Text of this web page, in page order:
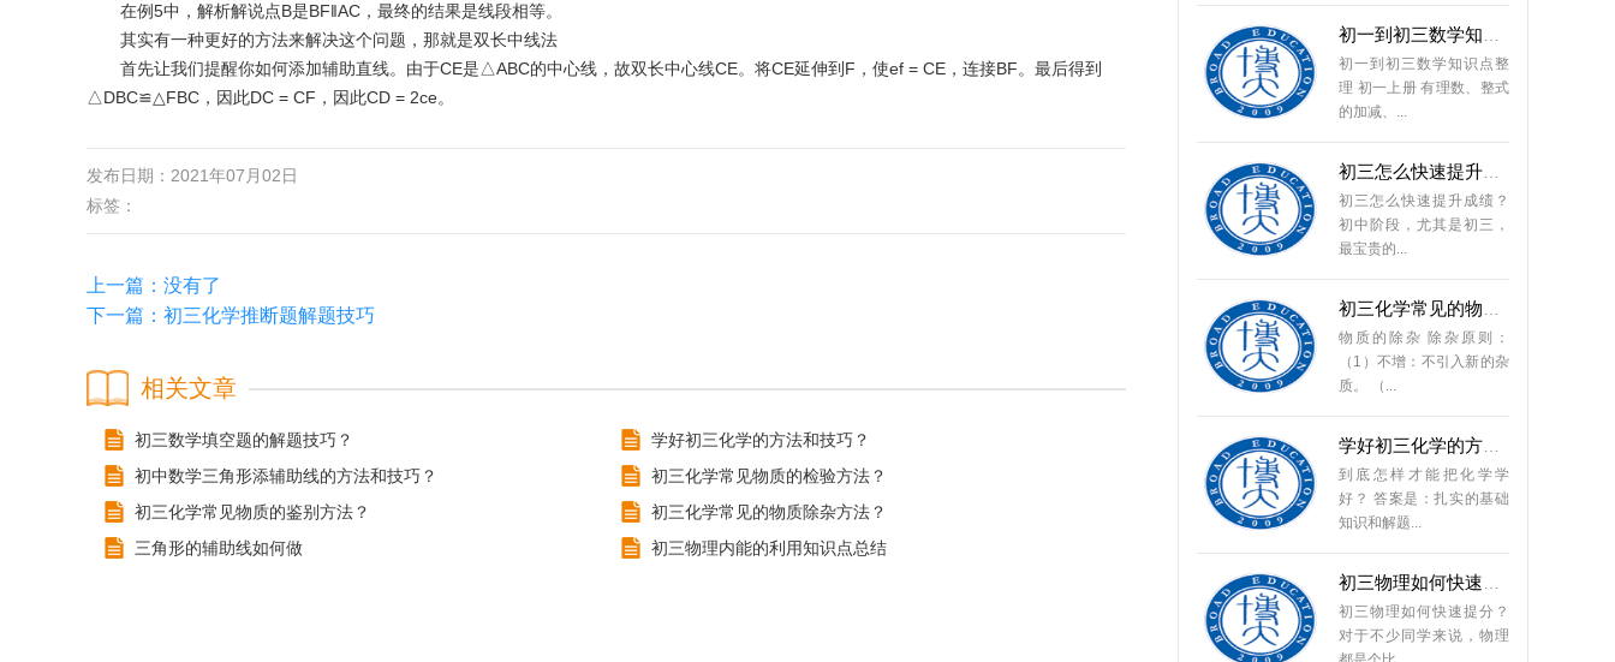
在例5中，解析解说点B是BF‖AC，最终的结果是线段相等。
其实有一种更好的方法来解决这个问题，那就是双长中线法
首先让我们提醒你如何添加辅助直线。由于CE是△ABC的中心线，故双长中心线CE。将CE延伸到F，使ef = CE，连接BF。最后得到
△DBC≌△FBC，因此DC = CF，因此CD = 2ce。
发布日期：2021年07月02日
标签：
上一篇：没有了
下一篇： 初三化学推断题解题技巧
相关文章
初三数学填空题的解题技巧？
学好初三化学的方法和技巧？
初中数学三角形添辅助线的方法和技巧？
初三化学常见物质的检验方法？
初三化学常见物质的鉴别方法？
初三化学常见的物质除杂方法？
三角形的辅助线如何做
初三物理内能的利用知识点总结
初一到初三数学知识点整
理 初一上册 有理数、整式
的加减、...
初三怎么快速提升成绩？
初中阶段，尤其是初三，
最宝贵的...
物质的除杂 除杂原则：
（1）不增：不引入新的杂
质。 （...
到底怎样才能把化学学
好？ 答案是：扎实的基础
知识和解题...
初三物理如何快速提分？
对于不少同学来说，物理
都是个比...